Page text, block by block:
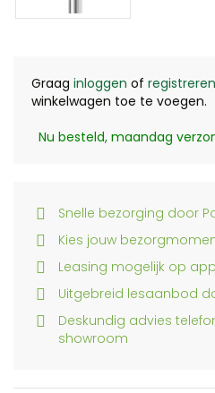
Graag inloggen of registreren
winkelwagen toe te voegen.
Nu besteld, maandag
Snelle bezorging door
Kies jouw
Leasing mogelijk op
Uitgebreid lesaanbod
Deskundig advies
showroom